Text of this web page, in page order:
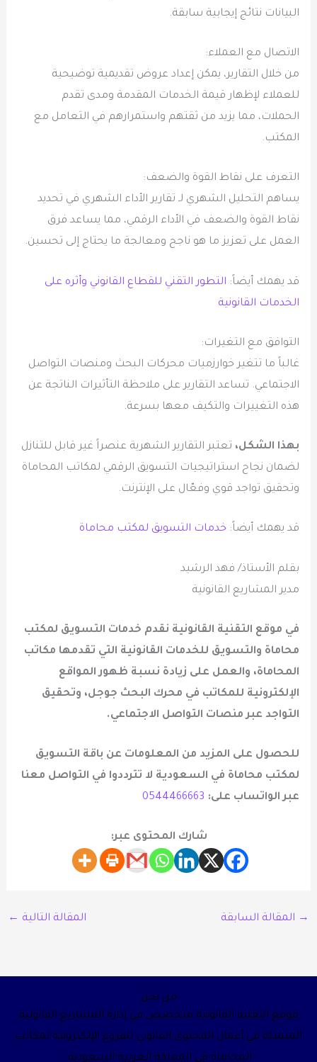
البيانات نتائج إيجابية سابقة.
الاتصال مع العملاء:
من خلال التقارير، يمكن إعداد عروض تقديمية توضيحية
للعملاء لإظهار قيمة الخدمات المقدمة ومدى تقدم
الحملات، مما يزيد من ثقتهم واستمرارهم في التعامل مع
المكتب.
التعرف على نقاط القوة والضعف:
يساهم التحليل الشهري لـ تقارير الأداء الشهري في تحديد
نقاط القوة والضعف في الأداء الرقمي، مما يساعد فرق
العمل على تعزيز ما هو ناجح ومعالجة ما يحتاج إلى تحسين.
قد يهمك أيضاً: التطور التقني للقطاع القانوني وأثره على
الخدمات القانونية
التوافق مع التغيرات:
غالباً ما تتغير خوارزميات محركات البحث ومنصات التواصل
الاجتماعي. تساعد التقارير على ملاحظة التأثيرات الناتجة عن
هذه التغييرات والتكيف معها بسرعة.
بهذا الشكل، تعتبر التقارير الشهرية عنصراً غير قابل للتنازل
لضمان نجاح استراتيجيات التسويق الرقمي لمكاتب المحاماة
وتحقيق تواجد قوي وفعّال على الإنترنت.
قد يهمك أيضاً:خدمات التسويق لمكتب محاماة
بقلم الأستاذ/ فهد الرشيد
مدير المشاريع القانونية
في موقع التقنية القانونية نقدم خدمات التسويق لمكتب
محاماة والتسويق للخدمات القانونية التي تقدمها مكاتب
المحاماة، والعمل على زيادة نسبة ظهور المواقع
الإلكترونية للمكاتب في محرك البحث جوجل، وتحقيق
التواجد عبر منصات التواصل الاجتماعي.
للحصول على المزيد من المعلومات عن باقة التسويق
لمكتب محاماة في السعودية لا تترددوا في التواصل معنا
عبر الواتساب على: 0544466663
شارك المحتوى عبر:
→ المقالة السابقة المقالة التالية ←
من نحن
موقع التقنية القانونية متخصص في إدارة المشاريع القانونية
المتمثلة في أعمال المحتوى القانوني للفروع الإلكترونية لمكاتب
المحاماة في المملكة العربية السعودية.